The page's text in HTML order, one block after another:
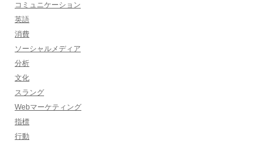
コミュニケーション
英語
消費
ソーシャルメディア
分析
文化
スラング
Webマーケティング
指標
行動